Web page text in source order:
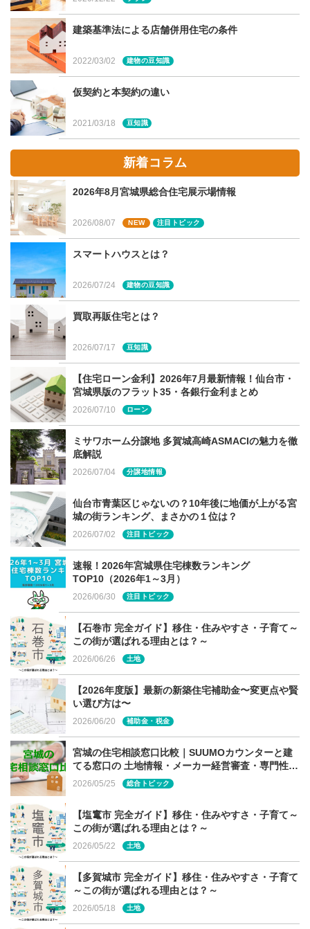
植栽も含めての「マイホーム」。弊社ではグループ会社の
強みを生かして、建物＋外構＋植栽の統一感を考慮してご
提案させていただいております。
まとめ
山本さん、ありがとうございました。アウトドア空間を考
える際には「使い方」をじっくり考えて、室内とのつなが
りや動線にこだわることが、成功のカギを握りますね。ぜ
ひ、これからの家づくりの参考にしてみてください。
宮城県・仙台市での家づくりに関す
る相談は建てる窓口へ
今回ご紹介させて頂いた内容についてもっと詳しく知りた
い方、ぜひ「建てる窓口」へご相談ください。
「建てる窓口」は、宮城県・仙台市など宮城県内全域で家
づくりを検討している方向けの無料相談窓口です。宮城県
内イオンモール２店舗（新利府南館店、富谷店）でご相談
頂けます。お気軽にお問合せください。
詳しくはこちら
建築基準法による店舗併用住宅の条件
2022/03/02 建物の豆知識
仮契約と本契約の違い
2021/03/18 豆知識
新着コラム
2026年8月宮城県総合住宅展示場情報
2026/08/07 NEW 注目トピック
スマートハウスとは？
2026/07/24 建物の豆知識
買取再販住宅とは？
2026/07/17 豆知識
【住宅ローン金利】2026年7月最新情報！仙台市・
宮城県版のフラット35・各銀行金利まとめ
2026/07/10 ローン
ミサワホーム分譲地 多賀城高崎ASMACIの魅力を徹
底解説
2026/07/04 分譲地情報
仙台市青葉区じゃないの？10年後に地価が上がる宮
城の街ランキング、まさかの１位は？
2026/07/02 注目トピック
速報！2026年宮城県住宅棟数ランキング
TOP10（2026年1～3月）
2026/06/30 注目トピック
【石巻市 完全ガイド】移住・住みやすさ・子育て～
この街が選ばれる理由とは？～
2026/06/26 土地
【2026年度版】最新の新築住宅補助金〜変更点や賢
い選び方は〜
2026/06/20 補助金・税金
宮城の住宅相談窓口比較｜SUUMOカウンターと建
てる窓口の 土地情報・メーカー経営審査・専門性の
違い
2026/05/25 総合トピック
【塩竃市 完全ガイド】移住・住みやすさ・子育て～
この街が選ばれる理由とは？～
2026/05/22 土地
【多賀城市 完全ガイド】移住・住みやすさ・子育て
～この街が選ばれる理由とは？～
2026/05/18 土地